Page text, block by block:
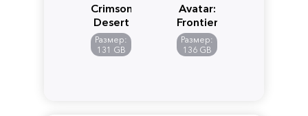
Crimson
Desert
Размер:
131 GB
Avatar:
Frontiers
of
Pandora
Размер:
136 GB